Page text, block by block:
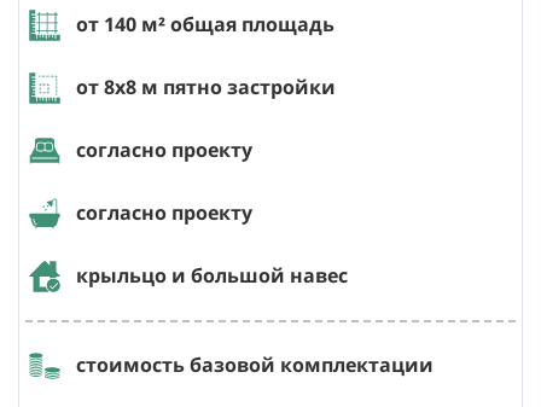
от 140 м² общая площадь
от 8х8 м пятно застройки
согласно проекту
согласно проекту
крыльцо и большой навес
стоимость базовой комплектации